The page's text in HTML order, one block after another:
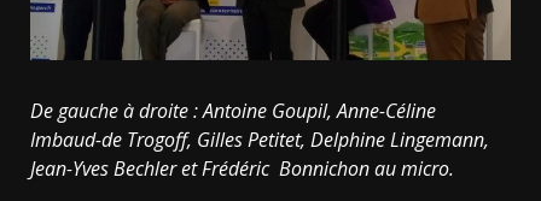
De gauche à droite : Antoine Goupil, Anne-Céline
Imbaud-de Trogoff, Gilles Petitet, Delphine Lingemann,
Jean-Yves Bechler et Frédéric Bonnichon au micro.